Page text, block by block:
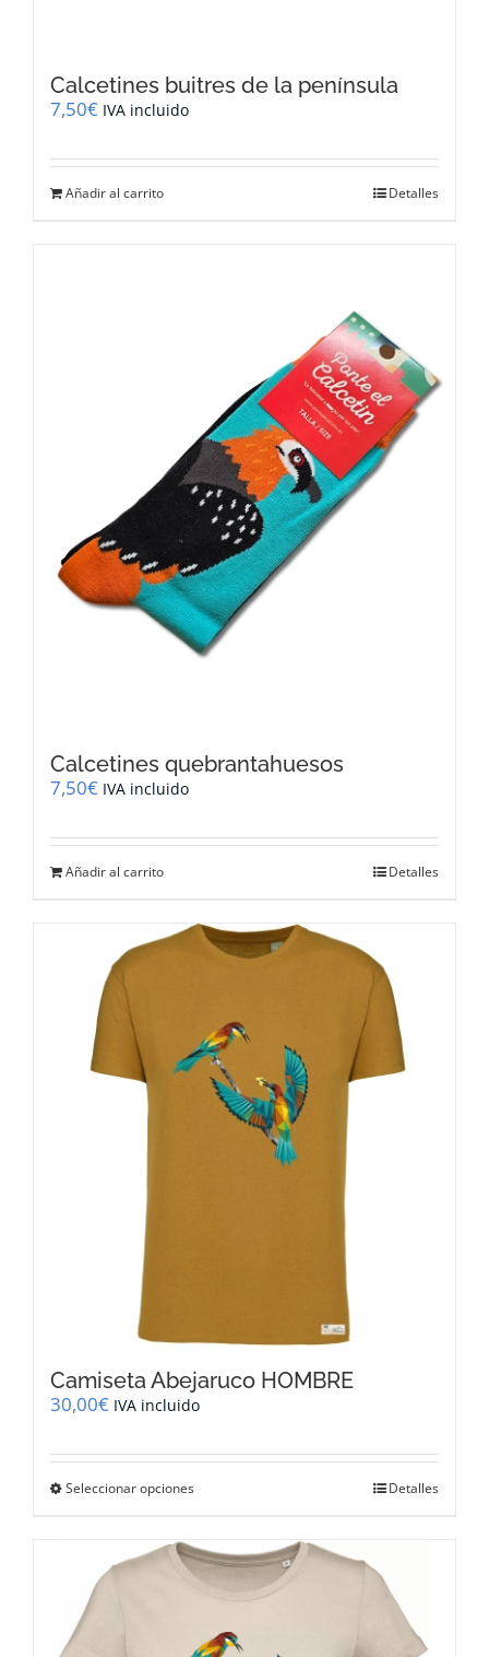
Calcetines buitres de la península
7,50€ IVA incluido
Añadir al carrito Detalles
Calcetines quebrantahuesos
7,50€ IVA incluido
Añadir al carrito Detalles
Camiseta Abejaruco HOMBRE
30,00€ IVA incluido
Seleccionar opciones
múltiples
variantes.
se
Detalles